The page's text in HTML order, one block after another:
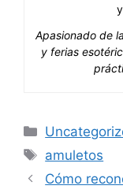
Apasionado de
y ferias
Categorías
Etiquetas
amuletos
Cómo